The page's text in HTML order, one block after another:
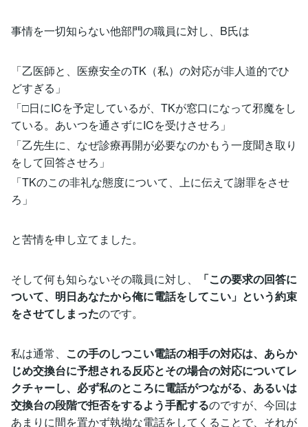
事情を一切知らない他部門の職員に対し、B氏は
「乙医師と、医療安全のTK（私）の対応が非人道的でひ
どすぎる」
「□日にICを予定しているが、TKが窓口になって邪魔をし
ている。あいつを通さずにICを受けさせろ」
「乙先生に、なぜ診療再開が必要なのかもう一度聞き取り
をして回答させろ」
「TKのこの非礼な態度について、上に伝えて謝罪をさせ
ろ」
と苦情を申し立てました。
そして何も知らないその職員に対し、
「この要求の回答に
ついて、明日あなたから俺に電話をしてこい」という約束
をさせてしまったのです。
私は通常、 この手のしつこい電話の相手の対応は、あらか
じめ交換台に予想される反応とその場合の対応についてレ
クチャーし、必ず私のところに電話がつながる、あるいは
交換台の段階で拒否をするよう手配するのですが、今回は
あまりに間を置かず執拗な電話をしてくることで、それが